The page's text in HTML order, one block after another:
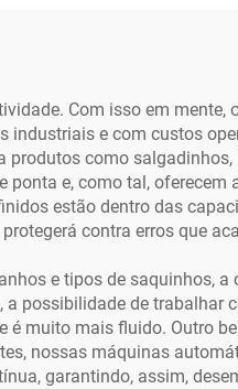
Com isso em mente,
industriais e com custos
como salgadinhos,
e, como tal,
estão dentro das
contra erros que
e tipos de saquinhos, a
possibilidade de trabalhar
é muito mais fluido. Outro
nossas máquinas
garantindo, assim,